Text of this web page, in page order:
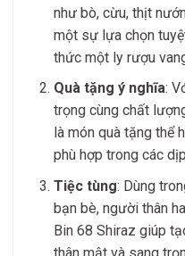
như bò, cừu, thịt
một sự lựa chọn
thức một ly rượu
Quà tặng ý nghĩa:
trọng cùng chất
là món quà tặng thể
phù hợp trong các
Tiệc tùng: Dùng
bạn bè, người thân
Bin 68 Shiraz giúp